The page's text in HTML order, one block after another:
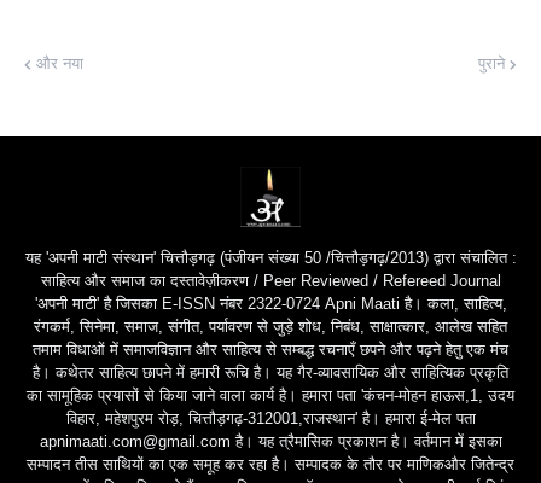
और नया पुराने
यह 'अपनी माटी संस्थान' चित्तौड़गढ़ (पंजीयन संख्या 50 /चित्तौड़गढ़/2013) द्वारा संचालित :
साहित्य और समाज का दस्तावेज़ीकरण / Peer Reviewed / Refereed Journal
'अपनी माटी' है जिसका E-ISSN नंबर 2322-0724 Apni Maati है। कला, साहित्य,
रंगकर्म, सिनेमा, समाज, संगीत, पर्यावरण से जुड़े शोध, निबंध, साक्षात्कार, आलेख सहित
तमाम विधाओं में समाजविज्ञान और साहित्य से सम्बद्ध रचनाएँ छपने और पढ़ने हेतु एक मंच
है। कथेतर साहित्य छापने में हमारी रूचि है। यह गैर-व्यावसायिक और साहित्यिक प्रकृति
का सामूहिक प्रयासों से किया जाने वाला कार्य है। हमारा पता 'कंचन-मोहन हाऊस,1, उदय
विहार, महेशपुरम रोड़, चित्तौड़गढ़-312001,राजस्थान' है। हमारा ई-मेल पता
apnimaati.com@gmail.com है। यह त्रैमासिक प्रकाशन है। वर्तमान में इसका
सम्पादन तीस साथियों का एक समूह कर रहा है। सम्पादक के तौर पर माणिकऔर जितेन्द्र